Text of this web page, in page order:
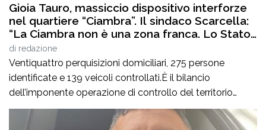
Gioia Tauro, massiccio dispositivo interforze
nel quartiere “Ciambra”. Il sindaco Scarcella:
“La Ciambra non è una zona franca. Lo Stato
c’è e si vede”
di redazione
Ventiquattro perquisizioni domiciliari, 275 persone
identificate e 139 veicoli controllati.È il bilancio
dell’imponente operazione di controllo del territorio
condotta il7 agosto nel quartiere Ciambra di Gioia Tauro,
nell’ambito di un servizio straordinario ad “Alto Impatto”